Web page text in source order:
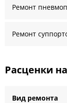
Ремонт
Ремонт
Расценки
Вид ремонта